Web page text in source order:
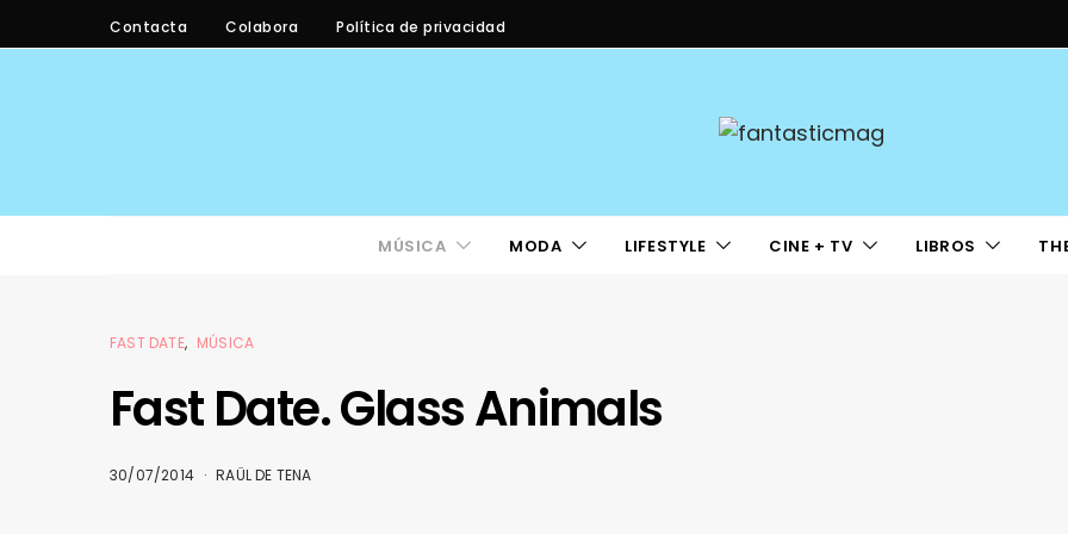
Contacta Colabora Política de privacidad
MÚSICA MODA LIFESTYLE CINE + TV LIBROS
FAST DATE MÚSICA
Fast Date. Glass Animals
30/07/2014 RAÜL DE TENA